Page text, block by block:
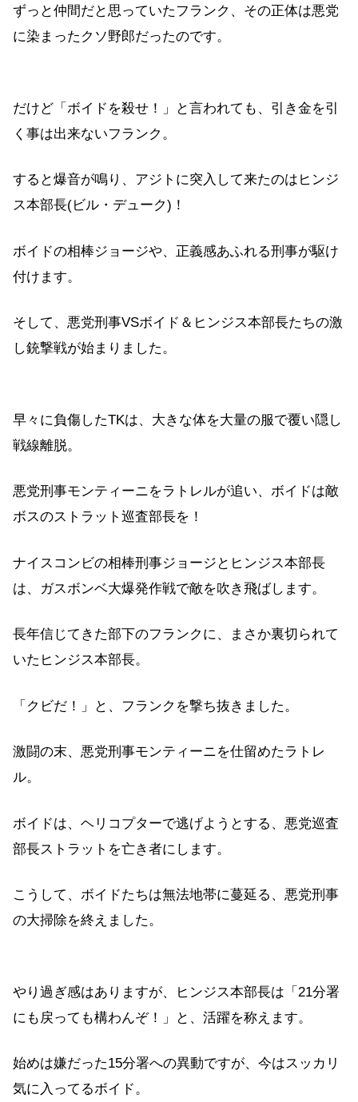
ずっと仲間だと思っていたフランク、その正体は悪党
に染まったクソ野郎だったのです。
だけど「ボイドを殺せ！」と言われても、引き金を引
く事は出来ないフランク。
すると爆音が鳴り、アジトに突入して来たのはヒンジ
ス本部長(ビル・デューク)！
ボイドの相棒ジョージや、正義感あふれる刑事が駆け
付けます。
そして、悪党刑事VSボイド＆ヒンジス本部長たちの激
し銃撃戦が始まりました。
早々に負傷したTKは、大きな体を大量の服で覆い隠し
戦線離脱。
悪党刑事モンティーニをラトレルが追い、ボイドは敵
ボスのストラット巡査部長を！
ナイスコンビの相棒刑事ジョージとヒンジス本部長
は、ガスボンベ大爆発作戦で敵を吹き飛ばします。
長年信じてきた部下のフランクに、まさか裏切られて
いたヒンジス本部長。
「クビだ！」と、フランクを撃ち抜きました。
激闘の末、悪党刑事モンティーニを仕留めたラトレ
ル。
ボイドは、ヘリコプターで逃げようとする、悪党巡査
部長ストラットを亡き者にします。
こうして、ボイドたちは無法地帯に蔓延る、悪党刑事
の大掃除を終えました。
やり過ぎ感はありますが、ヒンジス本部長は「21分署
にも戻っても構わんぞ！」と、活躍を称えます。
始めは嫌だった15分署への異動ですが、今はスッカリ
気に入ってるボイド。